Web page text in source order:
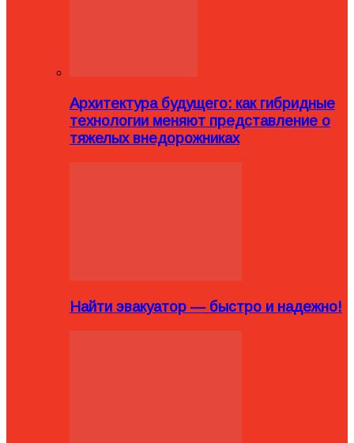
Архитектура будущего: как гибридные
технологии меняют представление о
тяжелых внедорожниках
Найти эвакуатор — быстро и надежно!